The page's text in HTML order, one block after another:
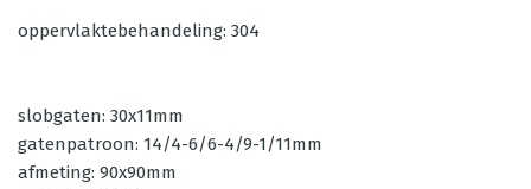
oppervlaktebehandeling: 304
slobgaten: 30x11mm
gatenpatroon: 14/4-6/6-4/9-1/11mm
afmeting: 90x90mm